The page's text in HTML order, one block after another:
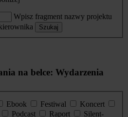
Wpisz fragment nazwy projektu
Szukaj
na belce: Wydarzenia
Ebook Festiwal
Koncert
Podcast Raport
Silent-